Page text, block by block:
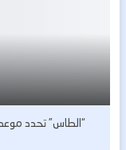
“الطاس” تحدد